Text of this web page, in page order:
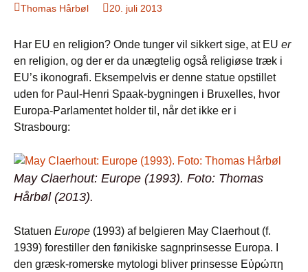
Thomas Hårbøl 20. juli 2013
Har EU en religion? Onde tunger vil sikkert sige, at EU er
en religion, og der er da unægtelig også religiøse træk i
EU’s ikonografi. Eksempelvis er denne statue opstillet
uden for Paul-Henri Spaak-bygningen i Bruxelles, hvor
Europa-Parlamentet holder til, når det ikke er i
Strasbourg:
May Claerhout: Europe (1993). Foto: Thomas
Hårbøl (2013).
Statuen Europe (1993) af belgieren May Claerhout (f.
1939) forestiller den fønikiske sagnprinsesse Europa. I
den græsk-romerske mytologi bliver prinsesse Εὐρώπη